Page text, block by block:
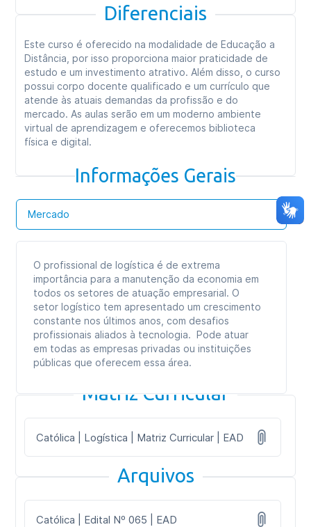
Diferenciais
Este curso é oferecido na modalidade de Educação a
Distância, por isso proporciona maior praticidade de
estudo e um investimento atrativo. Além disso, o curso
possui corpo docente qualificado e um currículo que
atende às atuais demandas da profissão e do
mercado. As aulas serão em um moderno ambiente
virtual de aprendizagem e oferecemos biblioteca
física e digital.
Informações Gerais
Mercado
O profissional de logística é de extrema
importância para a manutenção da economia em
todos os setores de atuação empresarial. O
setor logístico tem apresentado um crescimento
constante nos últimos anos, com desafios
profissionais aliados à tecnologia. Pode atuar
em todas as empresas privadas ou instituições
públicas que oferecem essa área.
Matriz Curricular
Católica | Logística | Matriz Curricular | EAD
Arquivos
Católica | Edital Nº 065 | EAD